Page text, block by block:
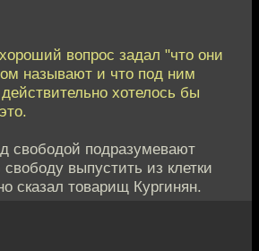
вопрос задал "что они
называют и что под ним
хотелось бы
свободой подразумевают
выпустить из клетки
сказал товарищ Кургинян.